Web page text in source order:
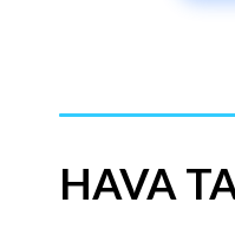
HAVA